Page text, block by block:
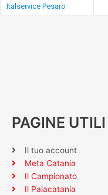
Italservice Pesaro
PAGINE UTILI
Il tuo account
Meta Catania
Il Campionato
Il Palacatania